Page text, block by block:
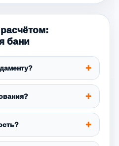
бани